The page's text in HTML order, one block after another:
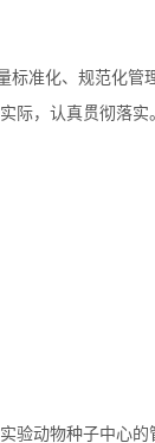
标准化、规范化管
际，认真贯彻落实。
动物种子中心的